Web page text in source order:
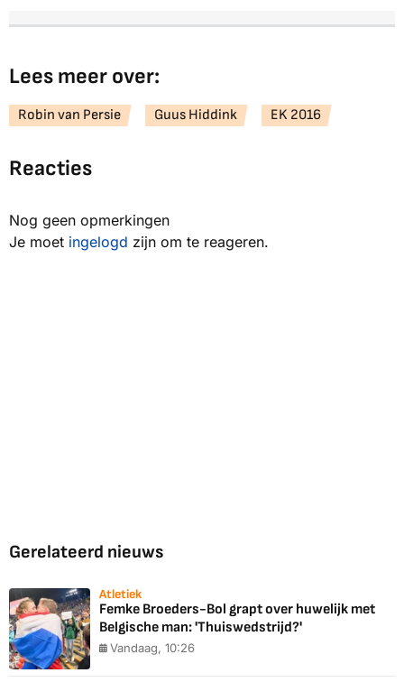
Lees meer over:
Robin van Persie Guus Hiddink EK 2016
Reacties
Nog geen opmerkingen
Je moet ingelogd zijn om te reageren.
Gerelateerd nieuws
Atletiek
Femke Broeders-Bol grapt over huwelijk met
Belgische man: 'Thuiswedstrijd?'
Vandaag, 10:26